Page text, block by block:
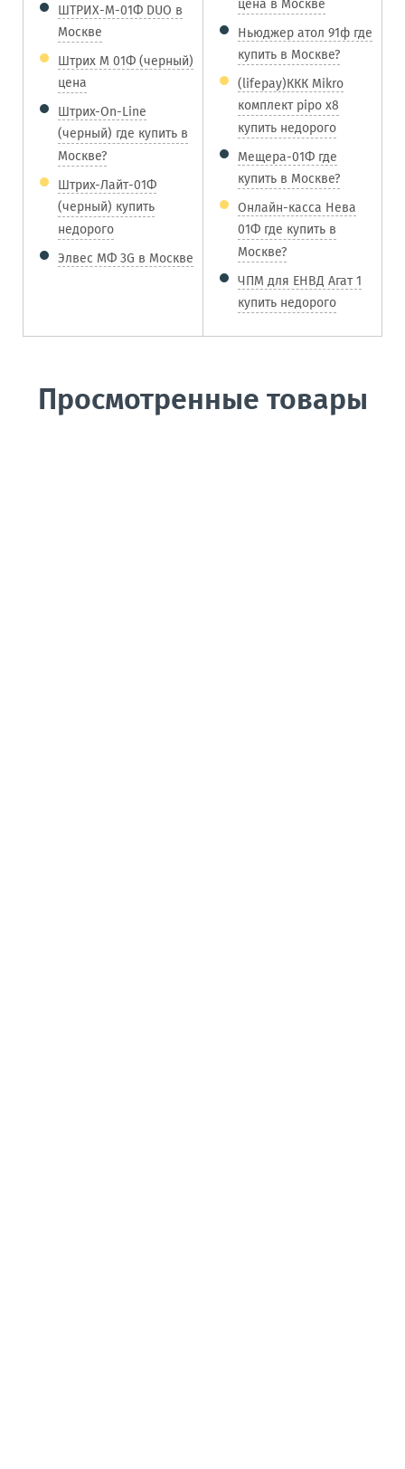
ШТРИХ-М-01Ф DUO в
Москве
Штрих М 01Ф (черный)
цена
Штрих-On-Line
(черный) где купить в
Москве?
Штрих-Лайт-01Ф
(черный) купить
недорого
Элвес МФ 3G в Москве
цена в Москве
Ньюджер атол 91ф где
купить в Москве?
(lifepay)ККК Mikro
комплект pipo x8
купить недорого
Мещера-01Ф где
купить в Москве?
Онлайн-касса Нева
01Ф где купить в
Москве?
ЧПМ для ЕНВД Агат 1
купить недорого
Просмотренные товары